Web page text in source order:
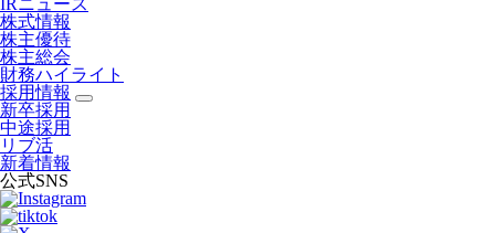
IRニュース
株式情報
株主優待
株主総会
財務ハイライト
採用情報
新卒採用
中途採用
リブ活
新着情報
公式SNS